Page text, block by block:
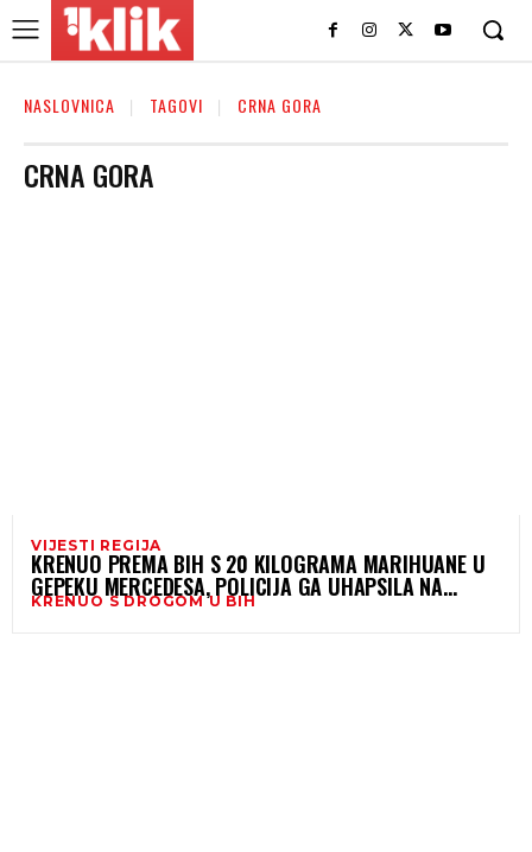
NASLOVNICA TAGOVI CRNA GORA
CRNA GORA
VIJESTI REGIJA
KRENUO PREMA BIH S 20 KILOGRAMA MARIHUANE U
GEPEKU MERCEDESA, POLICIJA GA UHAPSILA NA
GRANICI
KRENUO S DROGOM U BIH